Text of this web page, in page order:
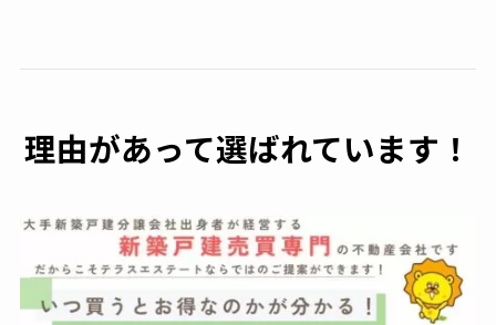
理由があって選ばれています！